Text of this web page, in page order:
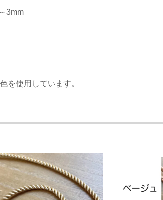
3mm
を使用しています。